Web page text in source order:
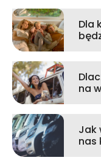
Dla
na
Jak
nas